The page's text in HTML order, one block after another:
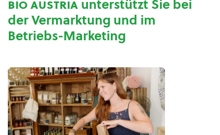
bio austriaunterstützt Sie bei
der Vermarktung und im
Betriebs-Marketing